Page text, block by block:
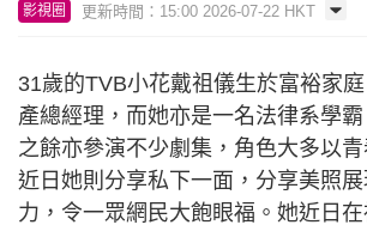
影視圈 更新時間：15:00 2026-07-22 HKT
31歲的TVB小花戴祖儀生於富裕家
產總經理，而她亦是一名法律系學
之餘亦參演不少劇集，角色大多以
近日她則分享私下一面，分享美照
力，令一眾網民大飽眼福。她近日